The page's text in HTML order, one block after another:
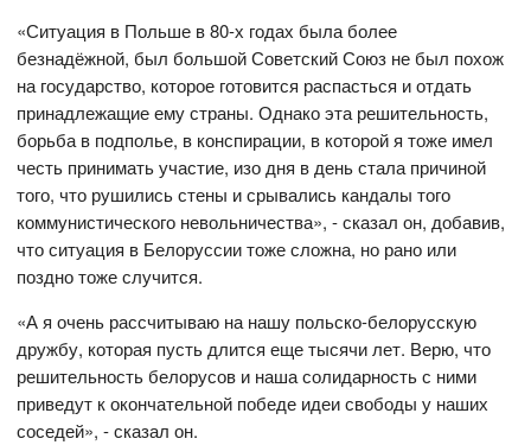
«Ситуация в Польше в 80-х годах была более
безнадёжной, был большой Советский Союз не был похож
на государство, которое готовится распасться и отдать
принадлежащие ему страны. Однако эта решительность,
борьба в подполье, в конспирации, в которой я тоже имел
честь принимать участие, изо дня в день стала причиной
того, что рушились стены и срывались кандалы того
коммунистического невольничества», - сказал он, добавив,
что ситуация в Белоруссии тоже сложна, но рано или
поздно тоже случится.
«А я очень рассчитываю на нашу польско-белорусскую
дружбу, которая пусть длится еще тысячи лет. Верю, что
решительность белорусов и наша солидарность с ними
приведут к окончательной победе идеи свободы у наших
соседей», - сказал он.